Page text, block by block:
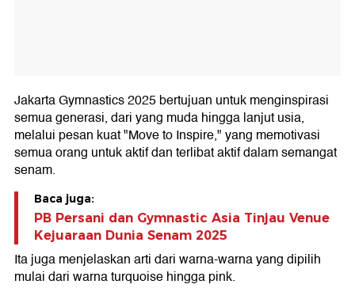
Jakarta Gymnastics 2025 bertujuan untuk menginspirasi
semua generasi, dari yang muda hingga lanjut usia,
melalui pesan kuat "Move to Inspire," yang memotivasi
semua orang untuk aktif dan terlibat aktif dalam semangat
senam.
Baca juga:
PB Persani dan Gymnastic Asia Tinjau Venue
Kejuaraan Dunia Senam 2025
Ita juga menjelaskan arti dari warna-warna yang dipilih
mulai dari warna turquoise hingga pink.